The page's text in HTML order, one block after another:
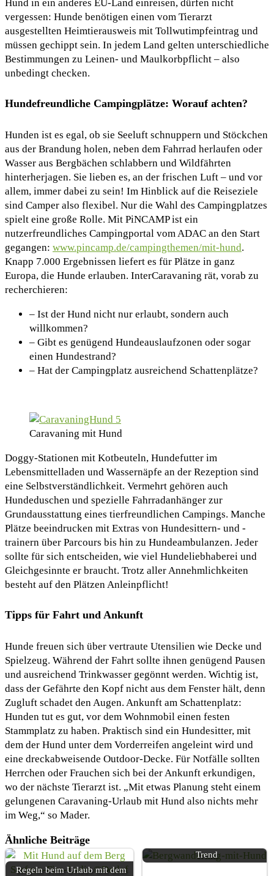
Hund in ein anderes EU-Land einreisen, dürfen nicht
vergessen: Hunde benötigen einen vom Tierarzt
ausgestellten Heimtierausweis mit Tollwutimpfeintrag und
müssen gechippt sein. In jedem Land gelten unterschiedliche
Bestimmungen zu Leinen- und Maulkorbpflicht – also
unbedingt checken.
Hundefreundliche Campingplätze: Worauf achten?
Hunden ist es egal, ob sie Seeluft schnuppern und Stöckchen
aus der Brandung holen, neben dem Fahrrad herlaufen oder
Wasser aus Bergbächen schlabbern und Wildfährten
hinterherjagen. Sie lieben es, an der frischen Luft – und vor
allem, immer dabei zu sein! Im Hinblick auf die Reiseziele
sind Camper also flexibel. Nur die Wahl des Campingplatzes
spielt eine große Rolle. Mit PiNCAMP ist ein
nutzerfreundliches Campingportal vom ADAC an den Start
gegangen: www.pincamp.de/campingthemen/mit-hund.
Knapp 7.000 Ergebnissen liefert es für Plätze in ganz
Europa, die Hunde erlauben. InterCaravaning rät, vorab zu
recherchieren:
– Ist der Hund nicht nur erlaubt, sondern auch
willkommen?
– Gibt es genügend Hundeauslaufzonen oder sogar
einen Hundestrand?
– Hat der Campingplatz ausreichend Schattenplätze?
Caravaning mit Hund
Doggy-Stationen mit Kotbeuteln, Hundefutter im
Lebensmittelladen und Wassernäpfe an der Rezeption sind
eine Selbstverständlichkeit. Vermehrt gehören auch
Hundeduschen und spezielle Fahrradanhänger zur
Grundausstattung eines tierfreundlichen Campings. Manche
Plätze beeindrucken mit Extras von Hundesittern- und -
trainern über Parcours bis hin zu Hundeambulanzen. Jeder
sollte für sich entscheiden, wie viel Hundeliebhaberei und
Gleichgesinnte er braucht. Trotz aller Annehmlichkeiten
besteht auf den Plätzen Anleinpflicht!
Tipps für Fahrt und Ankunft
Hunde freuen sich über vertraute Utensilien wie Decke und
Spielzeug. Während der Fahrt sollte ihnen genügend Pausen
und ausreichend Trinkwasser gegönnt werden. Wichtig ist,
dass der Gefährte den Kopf nicht aus dem Fenster hält, denn
Zugluft schadet den Augen. Ankunft am Schattenplatz:
Hunden tut es gut, vor dem Wohnmobil einen festen
Stammplatz zu haben. Praktisch sind ein Hundesitter, mit
dem der Hund unter dem Vorderreifen angeleint wird und
eine dreckabweisende Outdoor-Decke. Für Notfälle sollten
Herrchen oder Frauchen sich bei der Ankunft erkundigen,
wo der nächste Tierarzt ist. „Mit etwas Planung steht einem
gelungenen Caravaning-Urlaub mit Hund also nichts mehr
im Weg,“ so Mader.
Ähnliche Beiträge
Regeln beim Urlaub mit dem
Trend